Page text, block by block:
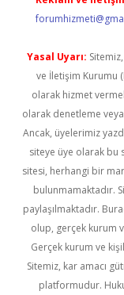
Yasal Uyarı:
ve İletişim Kurumu
olarak hizmet
olarak denetleme
Ancak, üyelerimiz
siteye üye olarak bu
sitesi, herhangi bir
bulunmamaktadır.
paylaşılmaktadır.
olup, gerçek kurum
Gerçek kurum ve
Sitemiz, kar amacı
platformudur.